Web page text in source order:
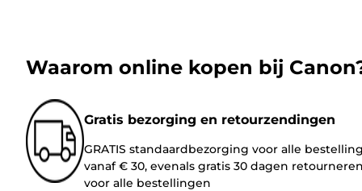
Waarom online kopen bij
Gratis bezorging en retourzendingen
GRATIS standaardbezorging voor alle
vanaf € 30, evenals gratis 30 dagen
voor alle bestellingen